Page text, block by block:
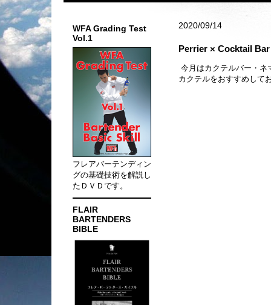
2020/09/14
Perrier × Cocktail
今月はカクテルバー・ネ
カクテルをおすすめして
WFA Grading Test
Vol.1
フレアバーテンディン
グの基礎技術を解説し
たＤＶＤです。
FLAIR
BARTENDERS
BIBLE